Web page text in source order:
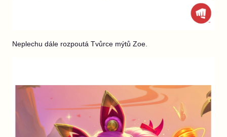
Neplechu dále rozpoutá Tvůrce mýtů Zoe.